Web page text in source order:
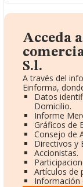
Acceda
S.l.
A través del
Einforma,
Datos
Domicilio.
Informe
Gráficos de
Consejo de
Directivos y
Accionistas.
Artículos de
Información